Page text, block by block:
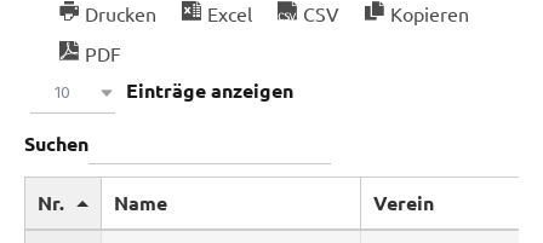
Drucken Excel CSV
Kopieren
PDF
10 Einträge anzeigen
Suchen
Nr. Name Verein